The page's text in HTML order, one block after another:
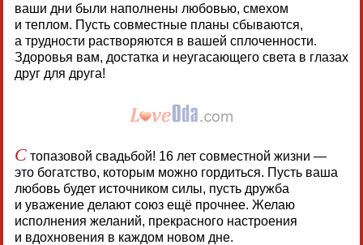
ваши дни были наполнены любовью, смехом
и теплом. Пусть совместные планы сбываются,
а трудности растворяются в вашей сплоченности.
Здоровья вам, достатка и неугасающего света в глазах
друг для друга!
Стопазовой свадьбой! 16 лет совместной жизни —
это богатство, которым можно гордиться. Пусть ваша
любовь будет источником силы, пусть дружба
и уважение делают союз ещё прочнее. Желаю
исполнения желаний, прекрасного настроения
и вдохновения в каждом новом дне.